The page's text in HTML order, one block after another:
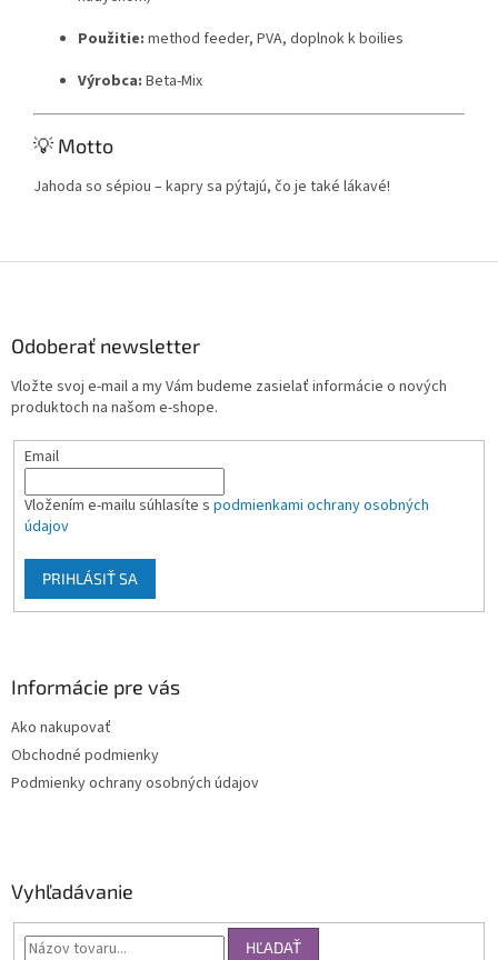
Použitie: method feeder, PVA, doplnok k boilies
Výrobca: Beta-Mix
💡 Motto
Jahoda so sépiou – kapry sa pýtajú, čo je také lákavé!
Odoberať newsletter
Vložte svoj e-mail a my Vám budeme zasielať informácie o nových
produktoch na našom e-shope.
Email
Vložením e-mailu súhlasíte s podmienkami ochrany osobných
údajov
PRIHLÁSIŤ SA
Informácie pre vás
Ako nakupovať
Obchodné podmienky
Podmienky ochrany osobných údajov
Vyhľadávanie
HĽADAŤ